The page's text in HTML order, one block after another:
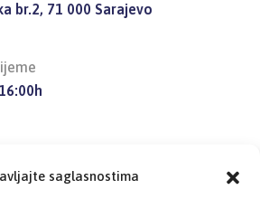
saglasnostima
br.2, 71 000 Sarajevo